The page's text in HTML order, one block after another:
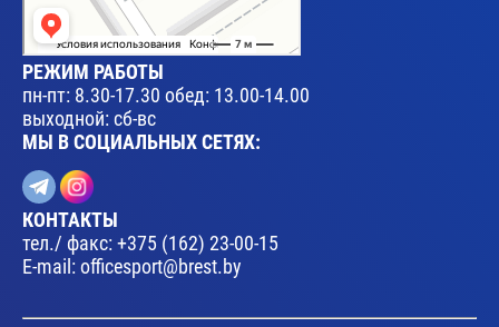
РЕЖИМ РАБОТЫ
пн-пт: 8.30-17.30 обед: 13.00-14.00
выходной: сб-вс
МЫ В СОЦИАЛЬНЫХ СЕТЯХ:
КОНТАКТЫ
тел./ факс: +375 (162) 23-00-15
E-mail: officesport@brest.by